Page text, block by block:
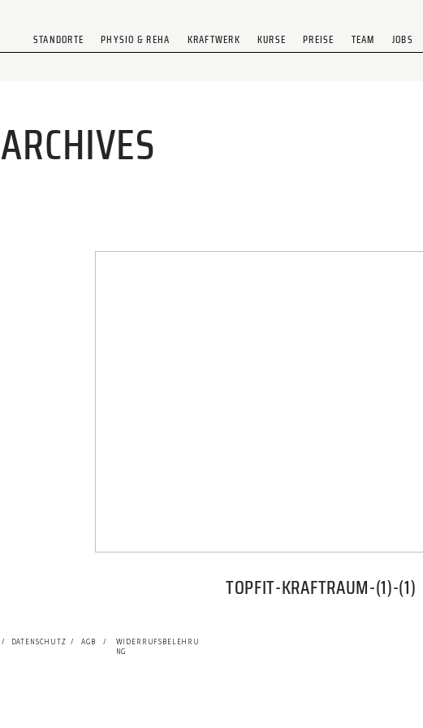
STANDORTE PHYSIO & REHA KRAFTWERK KURSE PREISE TEAM JOBS
ARCHIVES
TOPFIT-KRAFTRAUM-(1)-(1)
DATENSCHUTZ
/ AGB
/
WIDERRUFSBELEHRU
NG
/